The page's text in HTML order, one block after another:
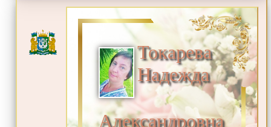
Токарева
Надежда
Александровна